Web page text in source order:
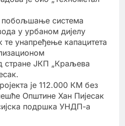
побољшање система
у урбаном дијелу
те унапређење капацитета
стране ЈКП „Краљева
је 112.000 КМ без
Општине Хан Пијесак
подршка УНДП-а